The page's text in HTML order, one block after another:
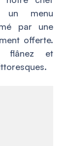
un menu
par une
offerte.
flânez et